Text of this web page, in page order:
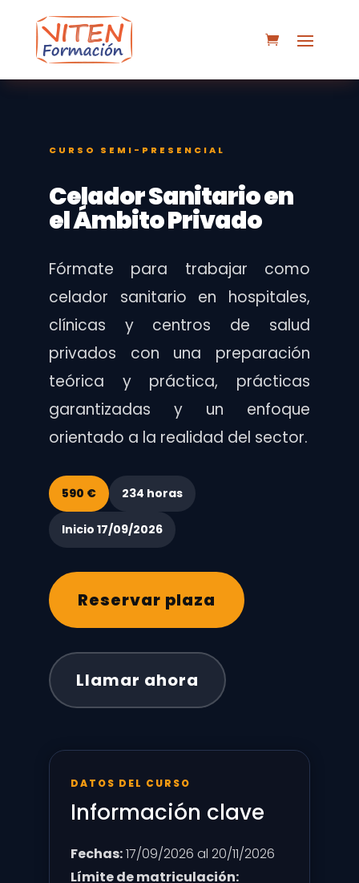
CURSO SEMI-PRESENCIAL
Celador Sanitario en
el Ámbito Privado
Fórmate para trabajar como
celador sanitario en hospitales,
clínicas y centros de salud
privados con una preparación
teórica y práctica, prácticas
garantizadas y un enfoque
orientado a la realidad del sector.
590 € 234 horas
Inicio 17/09/2026
Reservar plaza
Llamar ahora
DATOS DEL CURSO
Información clave
Fechas:17/09/2026 al 20/11/2026
Límite de matriculación: